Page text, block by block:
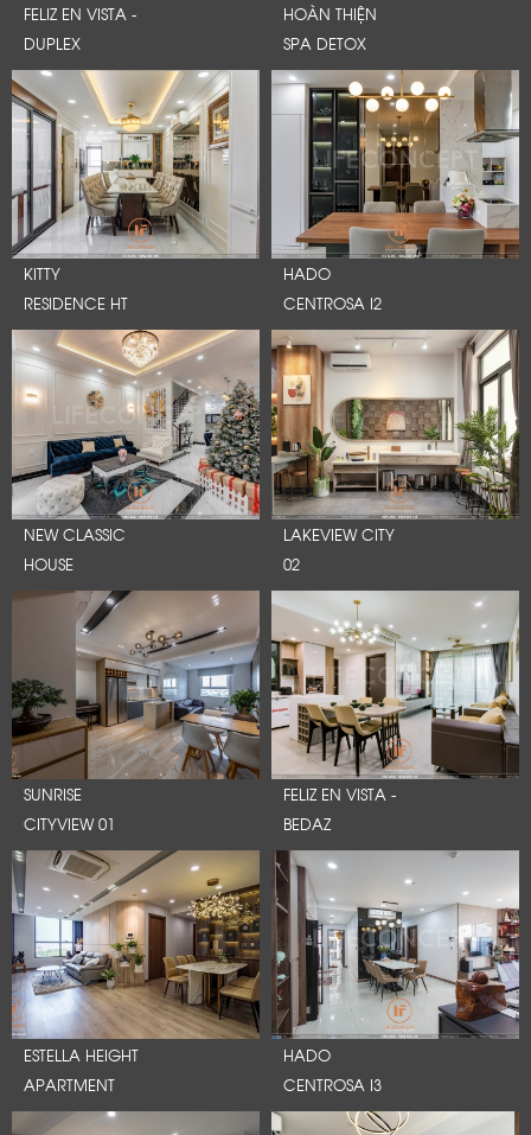
FELIZ EN VISTA -
DUPLEX
HOÀN THIỆN
SPA DETOX
KITTY
RESIDENCE HT
HADO
CENTROSA I2
NEW CLASSIC
HOUSE
LAKEVIEW CITY
02
SUNRISE
CITYVIEW 01
FELIZ EN VISTA -
BEDAZ
ESTELLA HEIGHT
APARTMENT
HADO
CENTROSA I3